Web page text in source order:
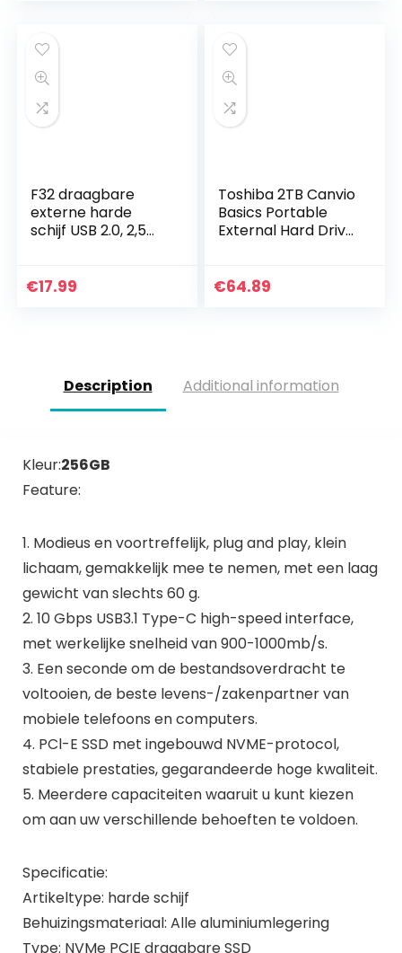
F32 draagbare
externe harde
schijf USB 2.0, 2,5
up/opslag, 200 GB
€17.99
Toshiba 2TB Canvio
Basics Portable
External Hard Drive,
€64.89
Description Additional information
Kleur:256GB
Feature:
1. Modieus en voortreffelijk, plug and play, klein
lichaam, gemakkelijk mee te nemen, met een laag
gewicht van slechts 60 g.
2. 10 Gbps USB3.1 Type-C high-speed interface,
met werkelijke snelheid van 900-1000mb/s.
3. Een seconde om de bestandsoverdracht te
voltooien, de beste levens-/zakenpartner van
mobiele telefoons en computers.
4. PCl-E SSD met ingebouwd NVME-protocol,
stabiele prestaties, gegarandeerde hoge kwaliteit.
5. Meerdere capaciteiten waaruit u kunt kiezen
om aan uw verschillende behoeften te voldoen.
Specificatie:
Artikeltype: harde schijf
Behuizingsmateriaal: Alle aluminiumlegering
Type: NVMe PCIE draagbare SSD